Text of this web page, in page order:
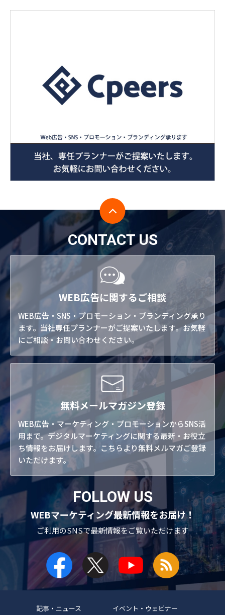
CONTACT US
WEB広告に関するご相談
WEB広告・SNS・プロモーション・ブランディング承り
ます。当社専任プランナーがご提案いたします。お気軽
にご相談・お問い合わせください。
無料メールマガジン登録
WEB広告・マーケティング・プロモーションからSNS活
用まで。デジタルマーケティングに関する最新・お役立
ち情報をお届けします。こちらより無料メルマガご登録
いただけます。
FOLLOW US
WEBマーケティング最新情報をお届け！
ご利用のSNSで最新情報をご覧いただけます
記事・ニュース イベント・ウェビナー